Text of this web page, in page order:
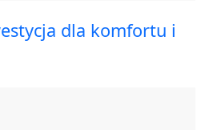
dla komfortu i